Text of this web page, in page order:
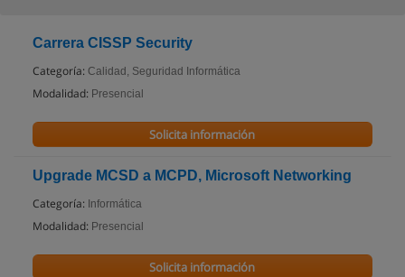
Carrera CISSP Security
Categoría: Calidad, Seguridad Informática
Modalidad: Presencial
Solicita información
Upgrade MCSD a MCPD, Microsoft Networking
Categoría: Informática
Modalidad: Presencial
Solicita información